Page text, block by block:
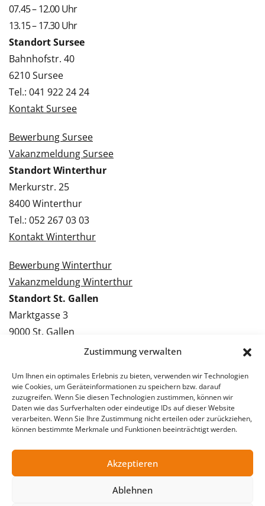
Zustimmung verwalten
Um Ihnen ein optimales Erlebnis zu bieten, verwenden wir Technologien
wie Cookies, um Geräteinformationen zu speichern bzw. darauf
zuzugreifen. Wenn Sie diesen Technologien zustimmen, können wir
Daten wie das Surfverhalten oder eindeutige IDs auf dieser Website
verarbeiten. Wenn Sie Ihre Zustimmung nicht erteilen oder zurückziehen,
können bestimmte Merkmale und Funktionen beeinträchtigt werden.
Akzeptieren
Ablehnen
07.45 – 12.00 Uhr
13.15 – 17.30 Uhr
Standort Sursee
Bahnhofstr. 40
6210 Sursee
Tel.: 041 922 24 24
Kontakt Sursee
Bewerbung Sursee
Vakanzmeldung Sursee
Standort Winterthur
Merkurstr. 25
8400 Winterthur
Tel.: 052 267 03 03
Kontakt Winterthur
Bewerbung Winterthur
Vakanzmeldung Winterthur
Standort St. Gallen
Marktgasse 3
9000 St. Gallen
Tel.: 071 228 09 09
Bewerbung St. Gallen
Vakanzmeldung St. Gallen
© 2026 Stellentreff AG